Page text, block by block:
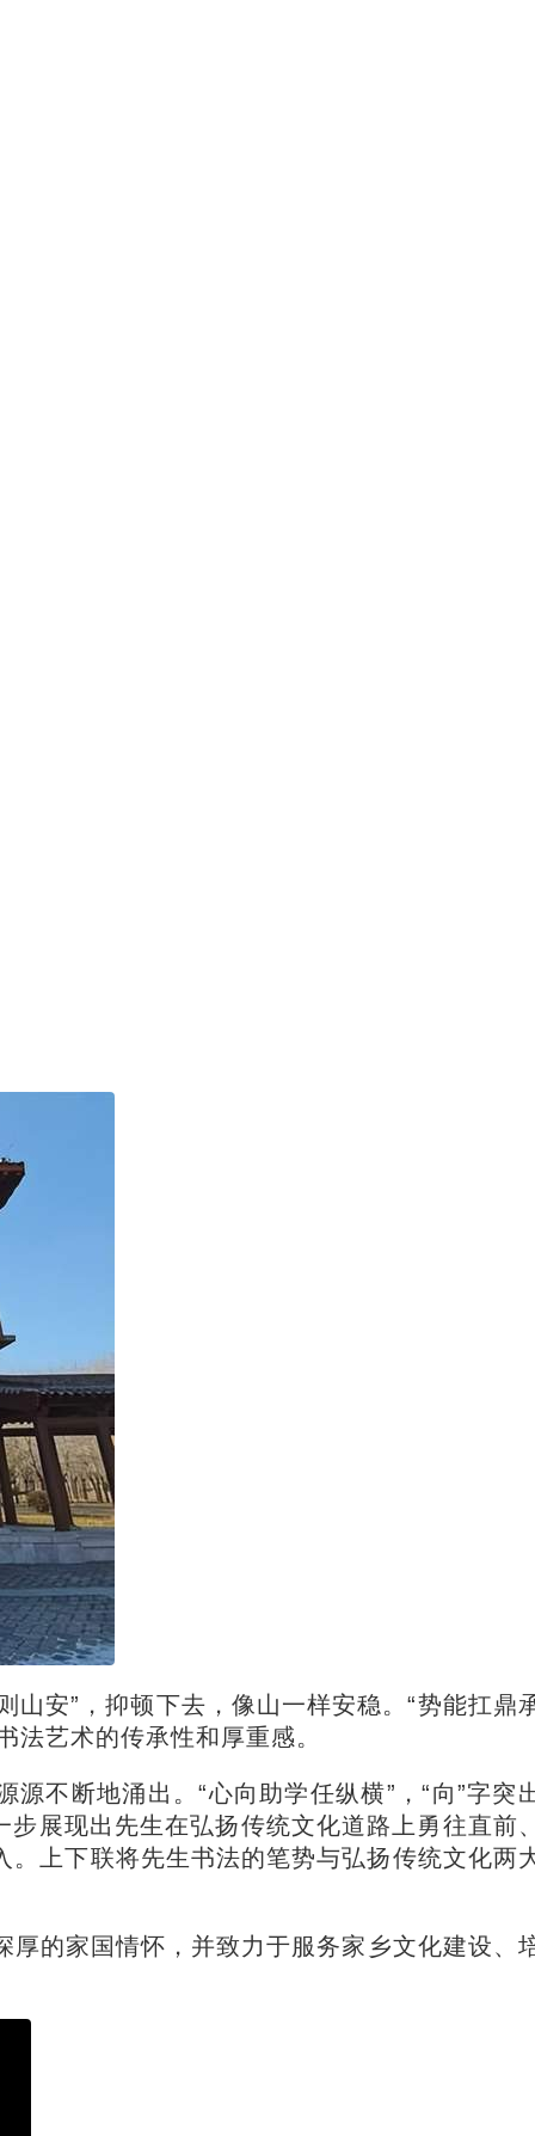
安”，抑顿下去，像山一样安稳。“势能扛鼎
艺术的传承性和厚重感。
不断地涌出。“心向助学任纵横”，“向”字突
步展现出先生在弘扬传统文化道路上勇往直前
上下联将先生书法的笔势与弘扬传统文化两
的家国情怀，并致力于服务家乡文化建设、